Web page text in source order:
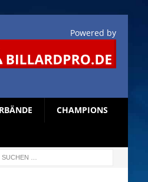
Powered by
CHAMPIONS